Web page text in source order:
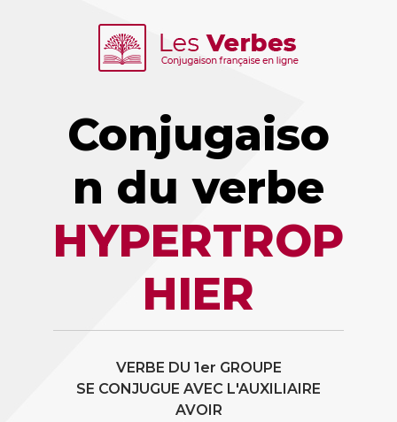
Conjugaiso
n du verbe
HYPERTROP
HIER
VERBE DU 1er GROUPE
SE CONJUGUE AVEC L'AUXILIAIRE
AVOIR